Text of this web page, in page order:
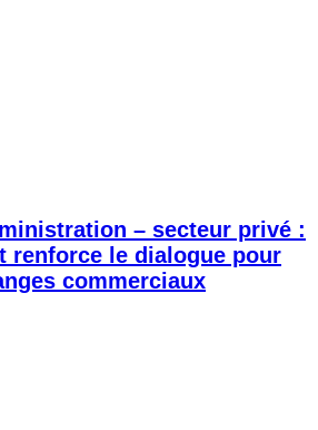
– secteur privé :
renforce le dialogue pour
commerciaux